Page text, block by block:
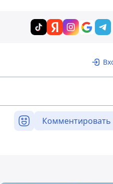
Комментировать